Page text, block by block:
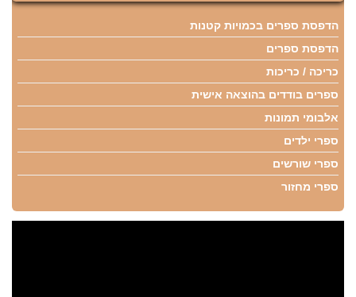
הדפסת ספרים בכמויות קטנות
הדפסת ספרים
כריכה / כריכות
ספרים בודדים בהוצאה אישית
אלבומי תמונות
ספרי ילדים
ספרי שורשים
ספרי מחזור